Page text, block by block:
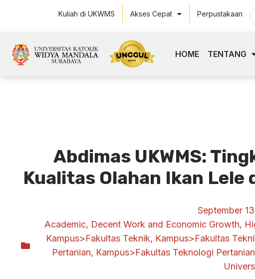
Kuliah di UKWMS Akses Cepat Perpustakaan
HOME TENTANG
Abdimas UKWMS:
Kualitas Olahan Ikan Lele
September
Academic, Decent Work and Economic Growth,
Kampus>Fakultas Teknik, Kampus>Fakultas
Pertanian, Kampus>Fakultas Teknologi